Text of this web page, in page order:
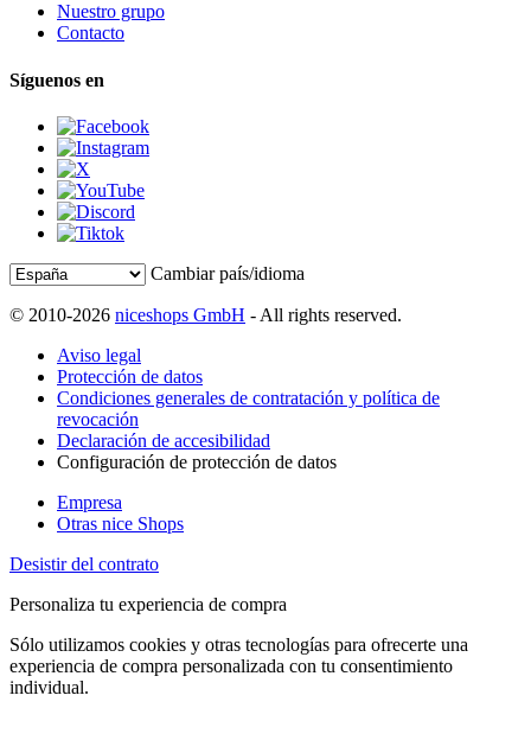
Nuestro grupo
Contacto
Síguenos en
Cambiar país/idioma
© 2010-2026 niceshops GmbH - All rights reserved.
Aviso legal
Protección de datos
Condiciones generales de contratación y política de
revocación
Declaración de accesibilidad
Configuración de protección de datos
Empresa
Otras nice Shops
Desistir del contrato
Personaliza tu experiencia de compra
Sólo utilizamos cookies y otras tecnologías para ofrecerte una
experiencia de compra personalizada con tu consentimiento
individual.